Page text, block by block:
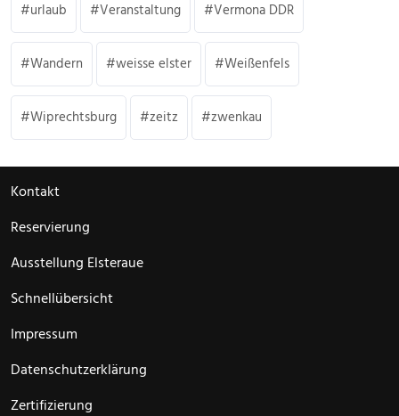
urlaub Veranstaltung Vermona DDR
Wandern weisse elster Weißenfels
Wiprechtsburg zeitz zwenkau
Kontakt
Reservierung
Ausstellung Elsteraue
Schnellübersicht
Impressum
Datenschutzerklärung
Zertifizierung